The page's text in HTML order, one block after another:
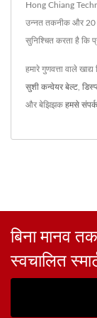
Hong Chiang
उन्नत तकनीक और 20
सुनिश्चित करता है कि
हमारे गुणवत्ता वाले खाद्य
सुशी कन्वेयर बेल्ट
और बेझिझक हमसे
बिना मानव
स्वचालित